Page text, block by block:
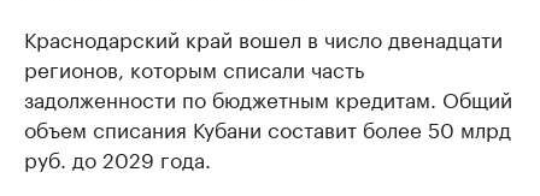
Краснодарский край вошел в число двенадцати
регионов, которым списали часть
задолженности по бюджетным кредитам. Общий
объем списания Кубани составит более 50 млрд
руб. до 2029 года.